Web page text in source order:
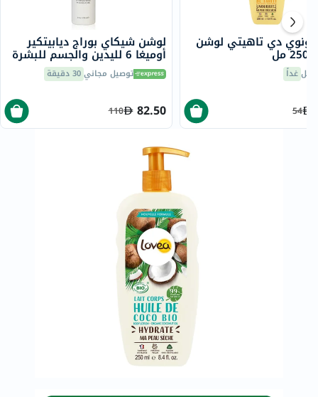
لوشن شيكاي بوراج ديابيتكير
أوميغا 6 لليدين والجسم للبشرة
الجافة، 238 ملتوصيل مجاني 30 دقيقة
82.50
110
مونوي دي تاهيتي لوشن
غداً
54